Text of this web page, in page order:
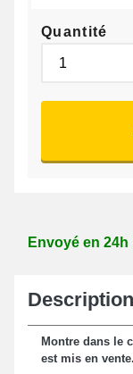
Quantité
Envoyé en 24h
Description
Montre dans le
est mis en vente.